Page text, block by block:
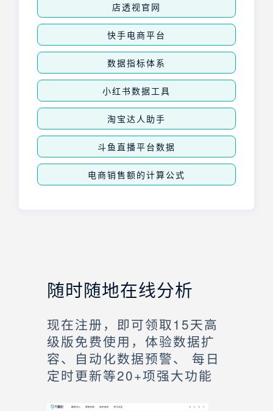
店透视官网
快手电商平台
数据指标体系
小红书数据工具
淘宝达人助手
斗鱼直播平台数据
电商销售额的计算公式
随时随地在线分析
现在注册，即可领取15天高
级版免费使用，体验数据扩
容、自动化数据预警、 每日
定时更新等20+项强大功能